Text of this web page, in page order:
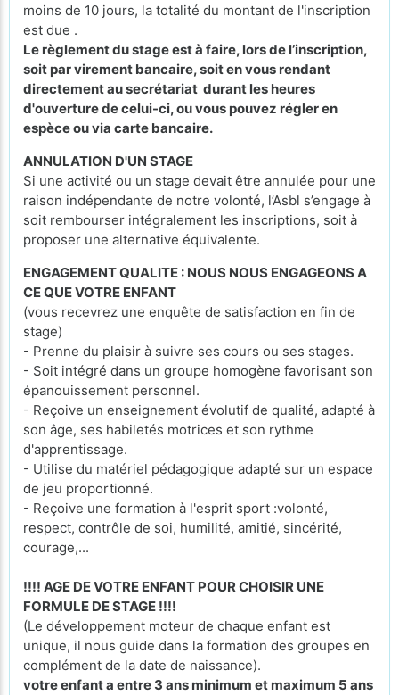
moins de 10 jours, la totalité du montant de l'inscription
est due .
Le règlement du stage est à faire, lors de l’inscription,
soit par virement bancaire, soit en vous rendant
directement au secrétariat durant les heures
d'ouverture de celui-ci, ou vous pouvez régler en
espèce ou via carte bancaire.
ANNULATION D'UN STAGE
Si une activité ou un stage devait être annulée pour une
raison indépendante de notre volonté, l’Asbl s’engage à
soit rembourser intégralement les inscriptions, soit à
proposer une alternative équivalente.
ENGAGEMENT QUALITE : NOUS NOUS ENGAGEONS A
CE QUE VOTRE ENFANT
(vous recevrez une enquête de satisfaction en fin de
stage)
- Prenne du plaisir à suivre ses cours ou ses stages.
- Soit intégré dans un groupe homogène favorisant son
épanouissement personnel.
- Reçoive un enseignement évolutif de qualité, adapté à
son âge, ses habiletés motrices et son rythme
d'apprentissage.
- Utilise du matériel pédagogique adapté sur un espace
de jeu proportionné.
- Reçoive une formation à l'esprit sport :volonté,
respect, contrôle de soi, humilité, amitié, sincérité,
courage,...
!!!! AGE DE VOTRE ENFANT POUR CHOISIR UNE
FORMULE DE STAGE !!!!
(Le développement moteur de chaque enfant est
unique, il nous guide dans la formation des groupes en
complément de la date de naissance).
votre enfant a entre 3 ans minimum et maximum 5 ans